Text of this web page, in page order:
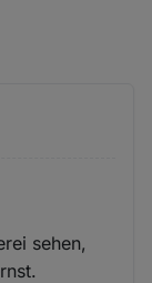
sehen,